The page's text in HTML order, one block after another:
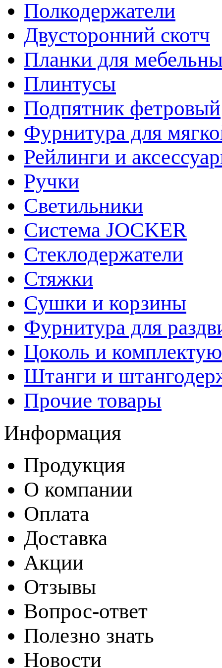
Полкодержатели
Двусторонний скотч
Планки для
Плинтусы
Подпятник фетровый
Фурнитура для
Рейлинги и
Ручки
Светильники
Система JOCKER
Стеклодержатели
Стяжки
Сушки и корзины
Фурнитура для
Цоколь и
Штанги и
Прочие товары
Информация
Продукция
О компании
Оплата
Доставка
Акции
Отзывы
Вопрос-ответ
Полезно знать
Новости